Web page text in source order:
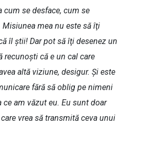
cum se desface, cum se
mea nu este să îţi
îl ştii! Dar pot să îţi desenez un
recunoşti că e un cal care
altă viziune, desigur. Şi este
fără să oblig pe nimeni
ce am văzut eu. Eu sunt doar
vrea să transmită ceva unui